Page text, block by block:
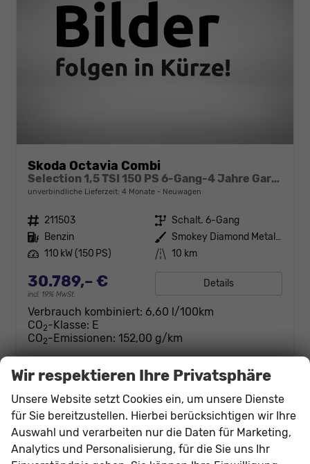
Skoda Octavia Combi
Selection 1,5 TSI 150 PS 6-Gang-4 Jahre Garantie-Anhängerkupplung schwenkbar-PDC vorne und hinten-Sitzheizung-Smart Link
unverbindliche Lieferzeit: 4 Monate Neuwagen
Fahrzeugnr. 211503 Getriebe Schalt. 6-Gang
Kraftstoff Benzin Außenfarbe
Smokey Diamond Metallic
Leistung 110 kW (150 PS) Kilometerstand 10 km
30.789,– €
incl. 19% MwSt.
Details
Verbrauch kombiniert: 6,60 l/100km
CO2-Klasse: E
CO2-Emissionen: 152,00 g/km
Wir respektieren Ihre Privatsphäre
Unsere Website setzt Cookies ein, um unsere Dienste
für Sie bereitzustellen. Hierbei berücksichtigen wir Ihre
Auswahl und verarbeiten nur die Daten für Marketing,
Analytics und Personalisierung, für die Sie uns Ihr